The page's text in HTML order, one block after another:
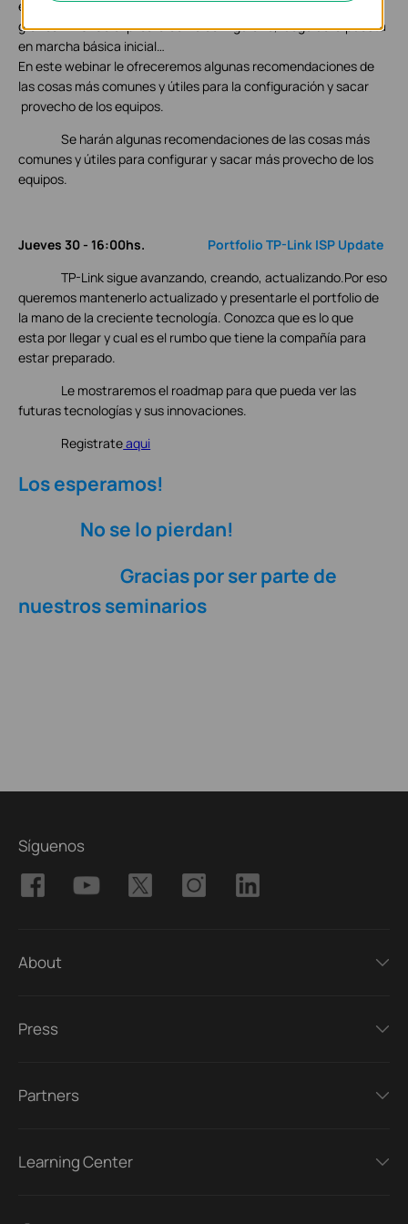
estos días. La OLT de TP-Link trae la solución de interface
gráfica EMS .Se explicara como configurarlo, luego de la puesta
en marcha básica inicial…
En este webinar le ofreceremos algunas recomendaciones de
las cosas más comunes y útiles para la configuración y sacar
provecho de los equipos.
Se harán algunas recomendaciones de las cosas más
comunes y útiles para configurar y sacar más provecho de los
equipos.
Jueves 30 - 16:00hs.
Portfolio TP-Link ISP Update
TP-Link sigue avanzando, creando, actualizando.Por eso
queremos mantenerlo actualizado y presentarle el portfolio de
la mano de la creciente tecnología. Conozca que es lo que
esta por llegar y cual es el rumbo que tiene la compañía para
estar preparado.
Le mostraremos el roadmap para que pueda ver las
futuras tecnologías y sus innovaciones.
Registrateaqui
Los esperamos!
No se lo pierdan!
Gracias por ser parte de
nuestros seminarios
Síguenos
About
Press
Partners
Learning Center